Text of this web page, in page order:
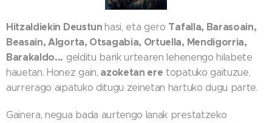
Hitzaldiekin Deustunhasi, eta gero Tafalla, Barasoain,
Beasain, Algorta, Otsagabia, Ortuella, Mendigorria,
Barakaldo... gelditu barik urtearen lehenengo hilabete
hauetan. Honez gain, azoketan ere topatuko gaituzue,
aurrerago aipatuko ditugu zeinetan hartuko dugu parte.
Gainera, negua bada aurtengo lanak prestatzeko